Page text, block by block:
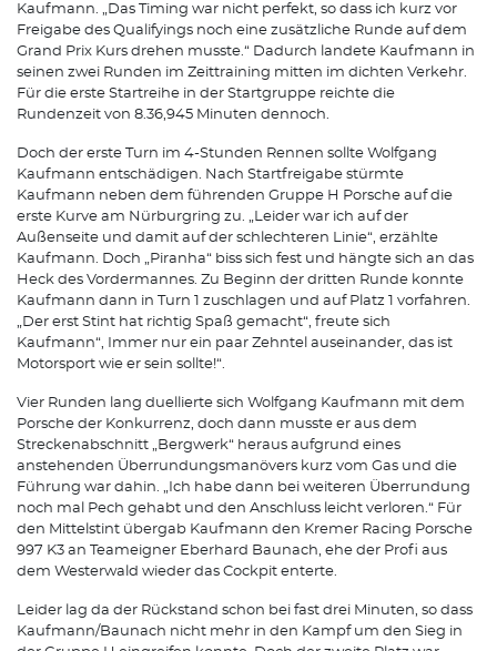
Kaufmann. „Das Timing war nicht perfekt, so dass ich kurz vor
Freigabe des Qualifyings noch eine zusätzliche Runde auf dem
Grand Prix Kurs drehen musste.“ Dadurch landete Kaufmann in
seinen zwei Runden im Zeittraining mitten im dichten Verkehr.
Für die erste Startreihe in der Startgruppe reichte die
Rundenzeit von 8.36,945 Minuten dennoch.
Doch der erste Turn im 4-Stunden Rennen sollte Wolfgang
Kaufmann entschädigen. Nach Startfreigabe stürmte
Kaufmann neben dem führenden Gruppe H Porsche auf die
erste Kurve am Nürburgring zu. „Leider war ich auf der
Außenseite und damit auf der schlechteren Linie“, erzählte
Kaufmann. Doch „Piranha“ biss sich fest und hängte sich an das
Heck des Vordermannes. Zu Beginn der dritten Runde konnte
Kaufmann dann in Turn 1 zuschlagen und auf Platz 1 vorfahren.
„Der erst Stint hat richtig Spaß gemacht“, freute sich
Kaufmann“, Immer nur ein paar Zehntel auseinander, das ist
Motorsport wie er sein sollte!“.
Vier Runden lang duellierte sich Wolfgang Kaufmann mit dem
Porsche der Konkurrenz, doch dann musste er aus dem
Streckenabschnitt „Bergwerk“ heraus aufgrund eines
anstehenden Überrundungsmanövers kurz vom Gas und die
Führung war dahin. „Ich habe dann bei weiteren Überrundung
noch mal Pech gehabt und den Anschluss leicht verloren.“ Für
den Mittelstint übergab Kaufmann den Kremer Racing Porsche
997 K3 an Teameigner Eberhard Baunach, ehe der Profi aus
dem Westerwald wieder das Cockpit enterte.
Leider lag da der Rückstand schon bei fast drei Minuten, so dass
Kaufmann/Baunach nicht mehr in den Kampf um den Sieg in